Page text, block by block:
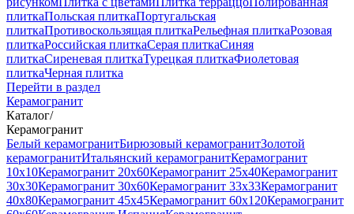
плиткаПольская плиткаПортугальская
плиткаПротивоскользящая плиткаРельефная плиткаРозовая
плиткаРоссийская плиткаСерая плиткаСиняя
плиткаСиреневая плиткаТурецкая плиткаФиолетовая
плиткаЧерная плитка
Перейти в раздел
Керамогранит
Каталог/
Керамогранит
Белый керамогранитБирюзовый керамогранитЗолотой
керамогранитИтальянский керамогранитКерамогранит
10x10Керамогранит 20x60Керамогранит 25x40Керамогранит
30x30Керамогранит 30x60Керамогранит 33x33Керамогранит
40x80Керамогранит 45x45Керамогранит 60x120Керамогранит